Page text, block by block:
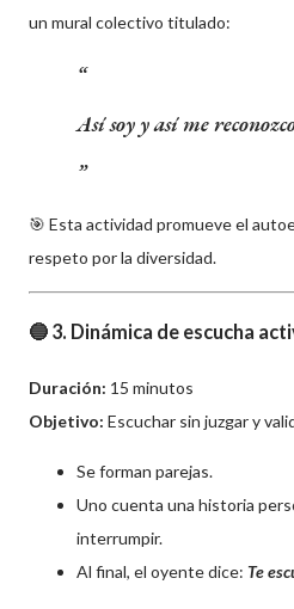
un mural colectivo titulado:
Así soy y así me
🎯 Esta actividad promueve el
respeto por la diversidad.
🔵 3. Dinámica de escucha
Duración: 15 minutos
Objetivo: Escuchar sin juzgar y
Se forman parejas.
Uno cuenta una historia
interrumpir.
Al final, el oyente dice: Te